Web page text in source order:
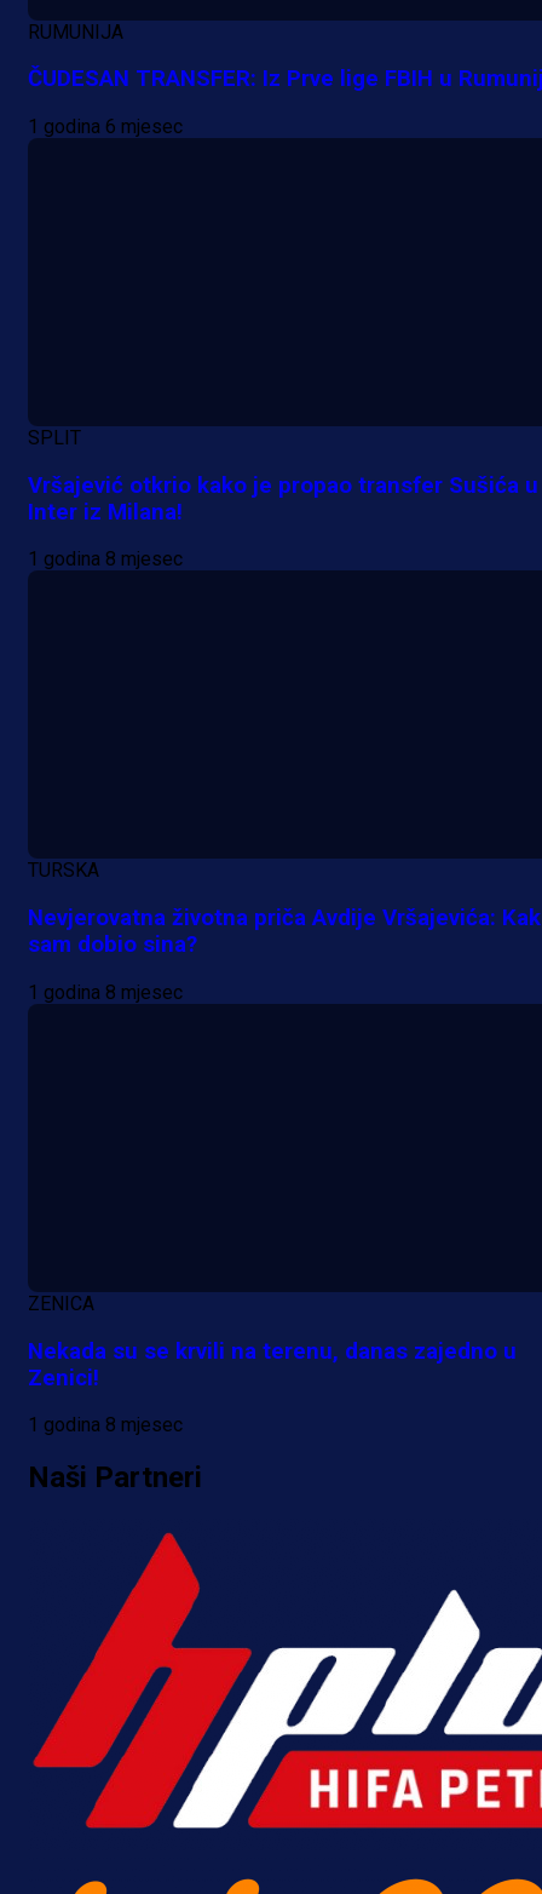
Premijer liga BiH
Bez pobjednika u Mostaru:
Sarajevo kiksalo na startu
prvenstva!
18 h 20 min
RUMUNIJA
ČUDESAN TRANSFER: Iz Prve lige FBIH u
1 godina 6 mjesec
SPLIT
Vršajević otkrio kako je propao transfer Sušića u
Inter iz Milana!
1 godina 8 mjesec
TURSKA
Nevjerovatna životna priča Avdije Vršajevića:
sam dobio sina?
1 godina 8 mjesec
ZENICA
Nekada su se krvili na terenu, danas zajedno u
Zenici!
1 godina 8 mjesec
Naši Partneri